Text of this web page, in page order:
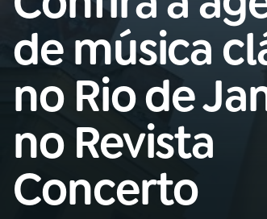
na
Rádio
MEC
AO
01 INÍCIO
02A RÁDIO
03 PROGRAMAÇÃO
de música
no Rio de
no Revista
Concerto